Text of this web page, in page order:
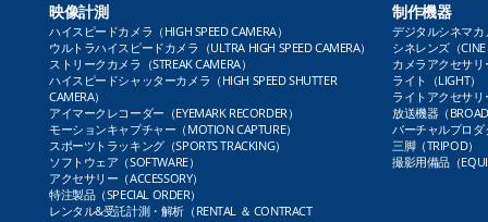
映像計測
ハイスピードカメラ（HIGH SPEED CAMERA）
ウルトラハイスピードカメラ（ULTRA HIGH SPEED CAMERA）
ストリークカメラ（STREAK CAMERA）
ハイスピードシャッターカメラ（HIGH SPEED SHUTTER
CAMERA）
アイマークレコーダー（EYEMARK RECORDER）
モーションキャプチャー（MOTION CAPTURE）
スポーツトラッキング（SPORTS TRACKING）
ソフトウェア（SOFTWARE）
アクセサリー（ACCESSORY）
特注製品（SPECIAL ORDER）
レンタル&受託計測・解析（RENTAL ＆ CONTRACT
制作機器
デジタルシネマカ
シネレンズ（CINE
カメラアクセサリ
ライト（LIGHT）
ライトアクセサリ
放送機器（
バーチャルプロダ
三脚（TRIPOD）
撮影用備品（